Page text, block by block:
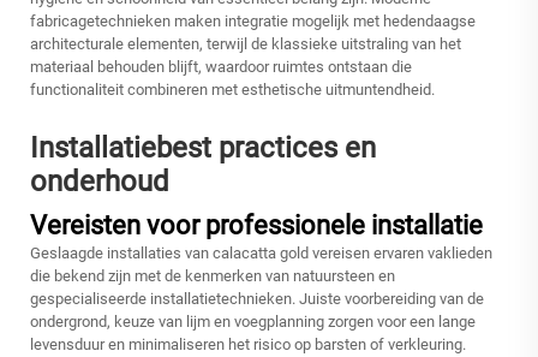
fabricagetechnieken maken integratie mogelijk met hedendaagse
architecturale elementen, terwijl de klassieke uitstraling van het
materiaal behouden blijft, waardoor ruimtes ontstaan die
functionaliteit combineren met esthetische uitmuntendheid.
Installatiebest practices en
onderhoud
Vereisten voor professionele installatie
Geslaagde installaties van calacatta gold vereisen ervaren vaklieden
die bekend zijn met de kenmerken van natuursteen en
gespecialiseerde installatietechnieken. Juiste voorbereiding van de
ondergrond, keuze van lijm en voegplanning zorgen voor een lange
levensduur en minimaliseren het risico op barsten of verkleuring.